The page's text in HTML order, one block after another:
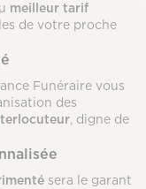
meilleur tarif
de votre proche
Funéraire vous
des
, digne de
sera le garant